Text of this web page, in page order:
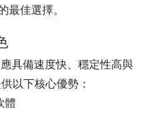
最佳選擇。
具備速度快、穩定性高與
以下核心優勢：
體